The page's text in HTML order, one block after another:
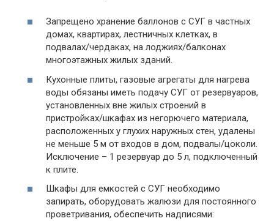
Запрещено хранение баллонов с СУГ в частных
домах, квартирах, лестничных клетках, в
подвалах/чердаках, на лоджиях/балконах
многоэтажных жилых зданий.
Кухонные плиты, газовые агрегаты для нагрева
воды обязаны иметь подачу СУГ от резервуаров,
установленных вне жилых строений в
пристройках/шкафах из негорючего материала,
расположенных у глухих наружных стен, удалены
не меньше 5 м от входов в дом, подвалы/цоколи.
Исключение – 1 резервуар до 5 л, подключенный
к плите.
Шкафы для емкостей с СУГ необходимо
запирать, оборудовать жалюзи для постоянного
проветривания, обеспечить надписями: